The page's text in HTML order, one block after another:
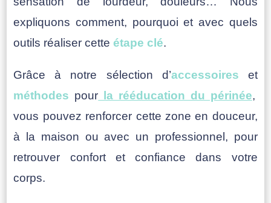
expliquons comment, pourquoi et avec quels
outils réaliser cetteétape clé.
Grâce à notre sélection d’accessoires et
méthodes pour la rééducation du périnée,
vous pouvez renforcer cette zone en douceur,
à la maison ou avec un professionnel, pour
retrouver confort et confiance dans votre
corps.